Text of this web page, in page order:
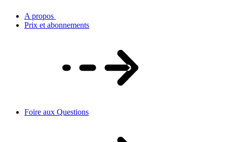
A propos
Prix et abonnements
Foire aux Questions